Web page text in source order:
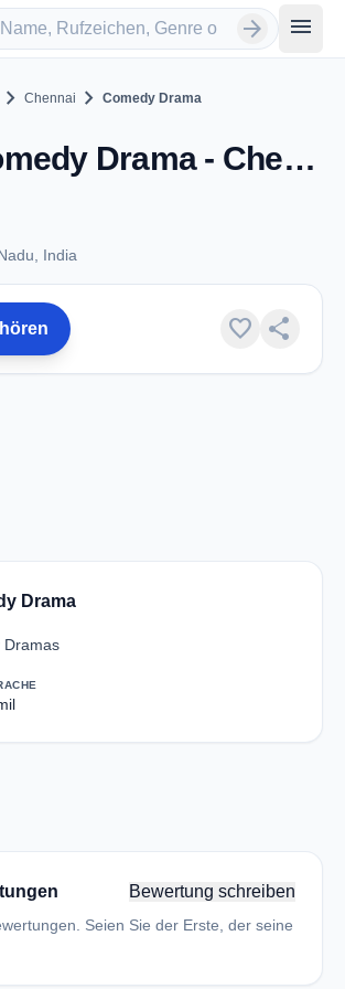
arrow_forward menu
chevron_right Chennai chevron_right Comedy Drama
Comedy Drama - Chennai, TN
India
favorite share
Drama
Dramas
Bewertung schreiben
Seien Sie der Erste, der seine